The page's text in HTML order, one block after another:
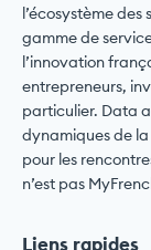
l’écosystème
gamme de
l’innovation
entrepreneurs,
particulier. Data
dynamiques de
pour les
n’est pas
Liens rapides